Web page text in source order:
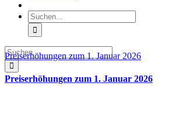
Suche
nach:
Suche
nach:
Preiserhöhungen zum 1. Januar 2026
Preiserhöhungen zum 1. Januar 2026